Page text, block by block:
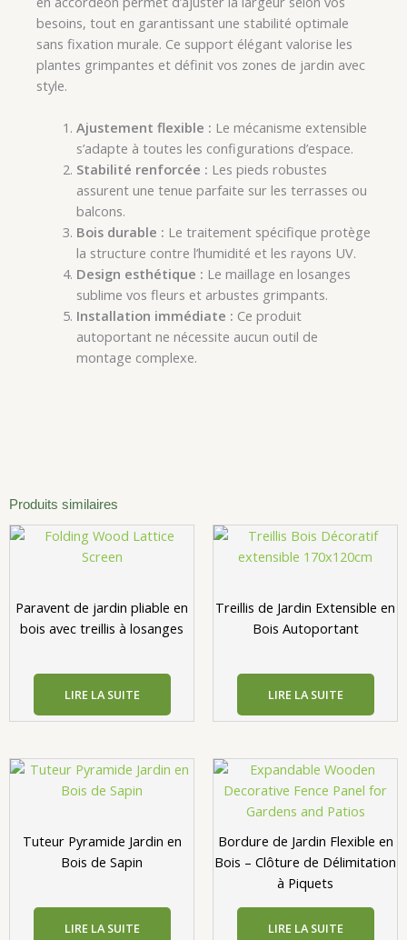
besoins, tout en garantissant une stabilité optimale
sans fixation murale. Ce support élégant valorise les
plantes grimpantes et définit vos zones de jardin avec
style.
Ajustement flexible : Le mécanisme extensible
s’adapte à toutes les configurations d’espace.
Stabilité renforcée : Les pieds robustes
assurent une tenue parfaite sur les terrasses ou
balcons.
Bois durable : Le traitement spécifique protège
la structure contre l’humidité et les rayons UV.
Design esthétique : Le maillage en losanges
sublime vos fleurs et arbustes grimpants.
Installation immédiate : Ce produit
autoportant ne nécessite aucun outil de
montage complexe.
Produits similaires
Paravent de jardin pliable en
bois avec treillis à losanges
LIRE LA SUITE
Treillis de Jardin Extensible en
Bois Autoportant
LIRE LA SUITE
Tuteur Pyramide Jardin en
Bois de Sapin
LIRE LA SUITE
Bordure de Jardin Flexible en
Bois – Clôture de Délimitation
à Piquets
LIRE LA SUITE